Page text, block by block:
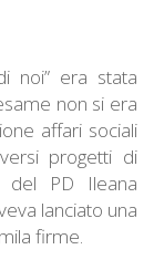
noi” era stata
non si era
affari sociali
progetti di
PD Ileana
lanciato una
firme.